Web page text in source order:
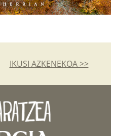
IKUSI AZKENEKOA >>